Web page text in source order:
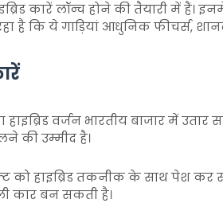
कारें लॉन्च होने की तैयारी में हैं।
है कि ये गाड़ियां आधुनिक फीचर्स,
वर्जन भारतीय बाजार में उतार
की उम्मीद है।
को हाइब्रिड तकनीक के साथ पेश कर
कार बन सकती है।